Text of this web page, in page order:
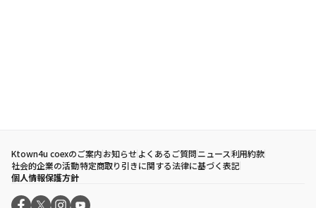
Ktown4u coexのご案内お知らせよくあるご質問ニュース利用約款
社会的企業の活動特定商取り引きに関する法律に基づく表記
個人情報保護方針